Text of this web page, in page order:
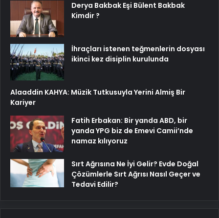
Derya Bakbak Eşi Bülent Bakbak
Kimdir ?
İhraçları istenen teğmenlerin dosyası
ikinci kez disiplin kurulunda
Alaaddin KAHYA: Müzik Tutkusuyla Yerini Almiş Bir
Kariyer
Fatih Erbakan: Bir yanda ABD, bir
yanda YPG biz de Emevi Camii’nde
namaz kılıyoruz
Sırt Ağrısına Ne İyi Gelir? Evde Doğal
Çözümlerle Sırt Ağrısı Nasıl Geçer ve
Tedavi Edilir?